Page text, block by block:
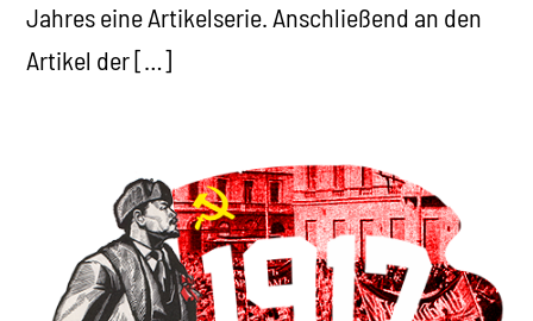
Jahres eine Artikelserie. Anschließend an den
Artikel der […]